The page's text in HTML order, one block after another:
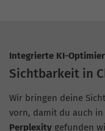
Integrierte KI-
Sichtbarkeit in
Wir bringen deine
vorn, damit du auch in
Perplexity gefunden